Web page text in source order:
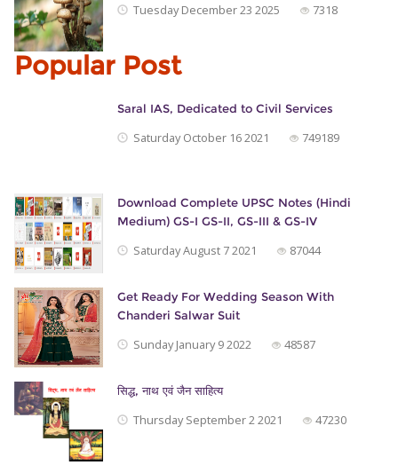
Tuesday December 23 2025 7318
Popular Post
Saral IAS, Dedicated to Civil Services
Saturday October 16 2021 749189
Download Complete UPSC Notes (Hindi
Medium) GS-I GS-II, GS-III & GS-IV
Saturday August 7 2021 87044
Get Ready For Wedding Season With
Chanderi Salwar Suit
Sunday January 9 2022 48587
सिद्ध, नाथ एवं जैन साहित्‍य
Thursday September 2 2021 47230